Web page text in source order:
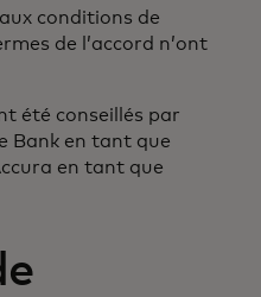
conditions de
de l’accord n’ont
été conseillés par
Bank en tant que
en tant que